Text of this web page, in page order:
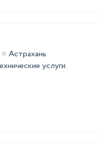
Астрахань
услуги.